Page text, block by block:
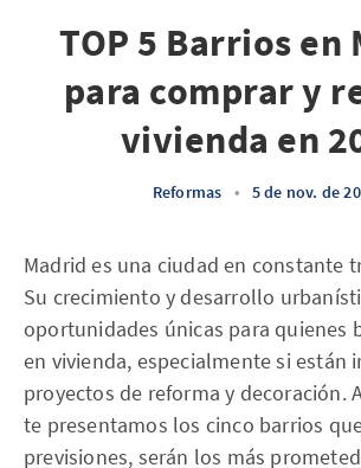
TOP 5 Barrios en
para comprar y
vivienda en
Reformas • 5 de nov. de
Madrid es una ciudad en constante
Su crecimiento y desarrollo
oportunidades únicas para quienes
en vivienda, especialmente si están
proyectos de reforma y decoración.
te presentamos los cinco barrios
previsiones, serán los más